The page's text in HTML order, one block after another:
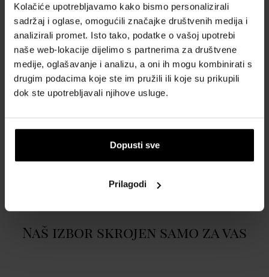
Kolačiće upotrebljavamo kako bismo personalizirali
sadržaj i oglase, omogućili značajke društvenih medija i
analizirali promet. Isto tako, podatke o vašoj upotrebi
naše web-lokacije dijelimo s partnerima za društvene
medije, oglašavanje i analizu, a oni ih mogu kombinirati s
drugim podacima koje ste im pružili ili koje su prikupili
dok ste upotrebljavali njihove usluge.
Dopusti sve
Prilagodi
Mirisne note:
Gornje note:cvijet naranče, bergamot, petitgrain
Srednje note:orlovac, jasmin
Donje note:ambreta (prava pižma), cedar, vanilijska orhideja
Naš izbor skrojen samo za vas